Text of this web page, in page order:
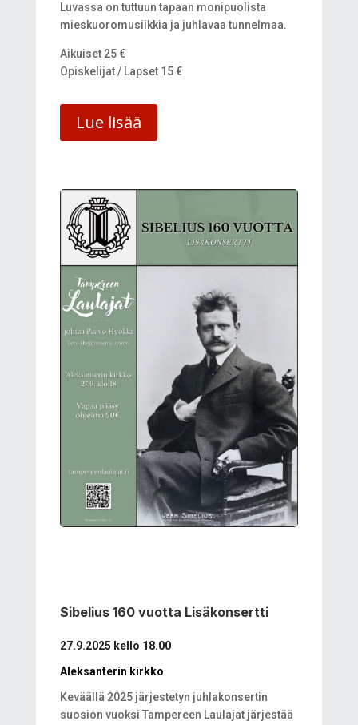
Luvassa on tuttuun tapaan monipuolista
mieskuoromusiikkia ja juhlavaa tunnelmaa.
Aikuiset 25 €
Opiskelijat / Lapset 15 €
Lue lisää
Sibelius 160 vuotta Lisäkonsertti
27.9.2025 kello 18.00
Aleksanterin kirkko
Keväällä 2025 järjestetyn juhlakonsertin
suosion vuoksi Tampereen Laulajat järjestää